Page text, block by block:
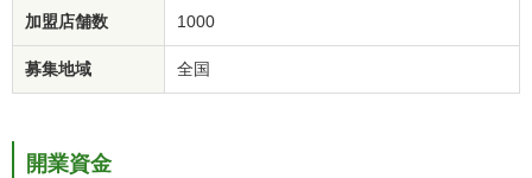
加盟店舗数 1000
募集地域 全国
開業資金